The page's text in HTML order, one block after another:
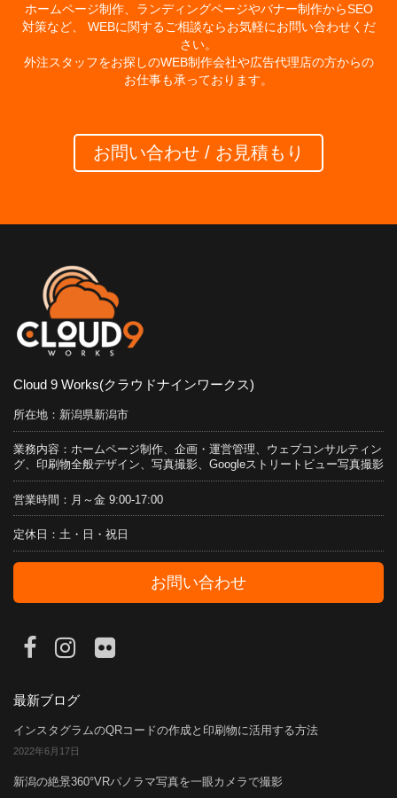
ホームページ制作、ランディングページやバナー制作からSEO
対策など、 WEBに関するご相談ならお気軽にお問い合わせくだ
さい。
外注スタッフをお探しのWEB制作会社や広告代理店の方からの
お仕事も承っております。
お問い合わせ / お見積もり
Cloud 9 Works(クラウドナインワークス)
所在地：新潟県新潟市
業務内容：ホームページ制作、企画・運営管理、ウェブコンサルティン
グ、印刷物全般デザイン、写真撮影、Googleストリートビュー写真撮影
営業時間：月～金 9:00-17:00
定休日：土・日・祝日
お問い合わせ
最新ブログ
インスタグラムのQRコードの作成と印刷物に活用する方法
2022年6月17日
新潟の絶景360°VRパノラマ写真を一眼カメラで撮影